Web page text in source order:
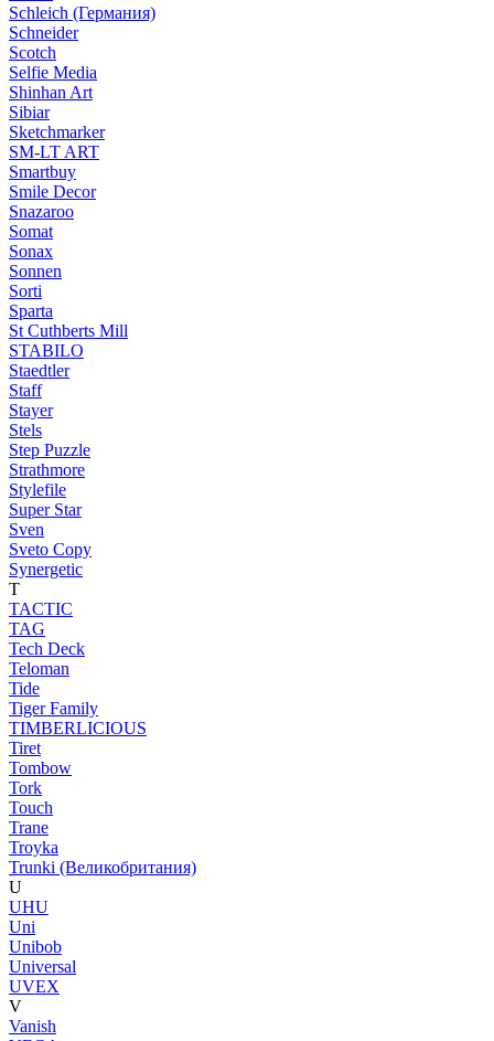
Schleich (Германия)
Schneider
Scotch
Selfie Media
Shinhan Art
Sibiar
Sketchmarker
SM-LT ART
Smartbuy
Smile Decor
Snazaroo
Somat
Sonax
Sonnen
Sorti
Sparta
St Cuthberts Mill
STABILO
Staedtler
Staff
Stayer
Stels
Step Puzzle
Strathmore
Stylefile
Super Star
Sven
Sveto Copy
Synergetic
T
TACTIC
TAG
Tech Deck
Teloman
Tide
Tiger Family
TIMBERLICIOUS
Tiret
Tombow
Tork
Touch
Trane
Troyka
Trunki (Великобритания)
U
UHU
Uni
Unibob
Universal
UVEX
V
Vanish